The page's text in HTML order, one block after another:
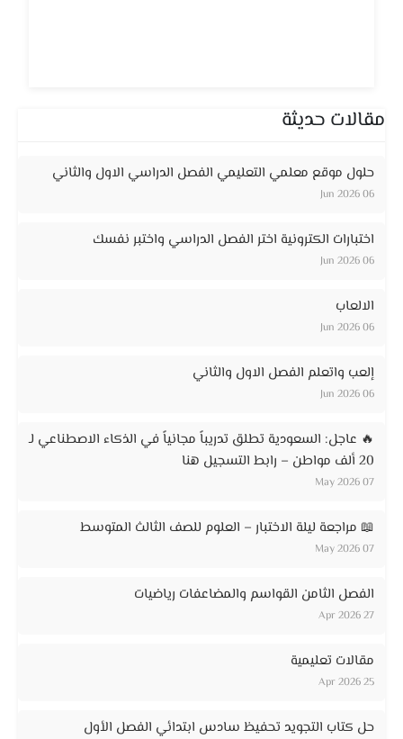
مقالات حديثة
حلول موقع معلمي التعليمي الفصل الدراسي الاول والثاني
06 Jun 2026
اختبارات الكترونية اختر الفصل الدراسي واختبر نفسك
06 Jun 2026
الالعاب
06 Jun 2026
إلعب واتعلم الفصل الاول والثاني
06 Jun 2026
🔥 عاجل: السعودية تطلق تدريباً مجانياً في الذكاء الاصطناعي لـ
20 ألف مواطن – رابط التسجيل هنا
07 May 2026
📖 مراجعة ليلة الاختبار – العلوم للصف الثالث المتوسط
07 May 2026
الفصل الثامن القواسم والمضاعفات رياضيات
27 Apr 2026
مقالات تعليمية
25 Apr 2026
حل كتاب التجويد تحفيظ سادس ابتدائي الفصل الأول